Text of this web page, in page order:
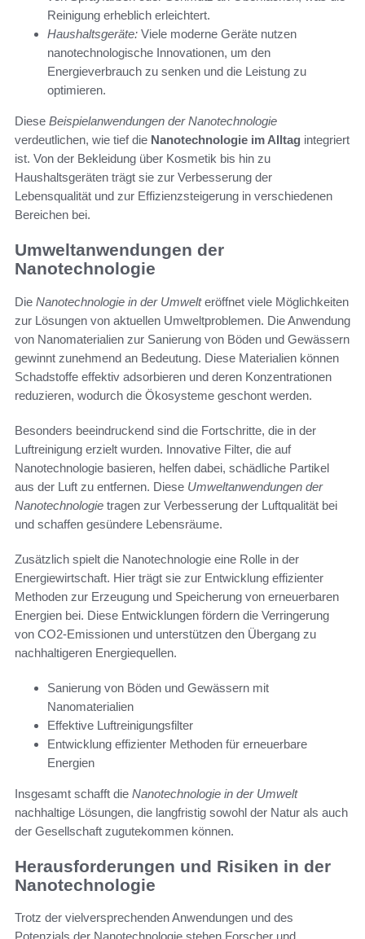
Reinigung erheblich erleichtert.
Haushaltsgeräte: Viele moderne Geräte nutzen
nanotechnologische Innovationen, um den
Energieverbrauch zu senken und die Leistung zu
optimieren.
Diese Beispielanwendungen der Nanotechnologie
verdeutlichen, wie tief die Nanotechnologie im Alltag integriert
ist. Von der Bekleidung über Kosmetik bis hin zu
Haushaltsgeräten trägt sie zur Verbesserung der
Lebensqualität und zur Effizienzsteigerung in verschiedenen
Bereichen bei.
Umweltanwendungen der
Nanotechnologie
Die Nanotechnologie in der Umwelteröffnet viele Möglichkeiten
zur Lösungen von aktuellen Umweltproblemen. Die Anwendung
von Nanomaterialien zur Sanierung von Böden und Gewässern
gewinnt zunehmend an Bedeutung. Diese Materialien können
Schadstoffe effektiv adsorbieren und deren Konzentrationen
reduzieren, wodurch die Ökosysteme geschont werden.
Besonders beeindruckend sind die Fortschritte, die in der
Luftreinigung erzielt wurden. Innovative Filter, die auf
Nanotechnologie basieren, helfen dabei, schädliche Partikel
aus der Luft zu entfernen. Diese Umweltanwendungen der
Nanotechnologie tragen zur Verbesserung der Luftqualität bei
und schaffen gesündere Lebensräume.
Zusätzlich spielt die Nanotechnologie eine Rolle in der
Energiewirtschaft. Hier trägt sie zur Entwicklung effizienter
Methoden zur Erzeugung und Speicherung von erneuerbaren
Energien bei. Diese Entwicklungen fördern die Verringerung
von CO2-Emissionen und unterstützen den Übergang zu
nachhaltigeren Energiequellen.
Sanierung von Böden und Gewässern mit
Nanomaterialien
Effektive Luftreinigungsfilter
Entwicklung effizienter Methoden für erneuerbare
Energien
Insgesamt schafft die Nanotechnologie in der Umwelt
nachhaltige Lösungen, die langfristig sowohl der Natur als auch
der Gesellschaft zugutekommen können.
Herausforderungen und Risiken in der
Nanotechnologie
Trotz der vielversprechenden Anwendungen und des